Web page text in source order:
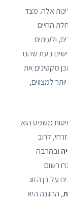
אלה. מצד
החיים
ולעיתים
בעת שהם
מקטינים את
למצווים,
משפט הוא
לרוב
ובהרבה
רשום
על בן הזוג
, ההגנה היא